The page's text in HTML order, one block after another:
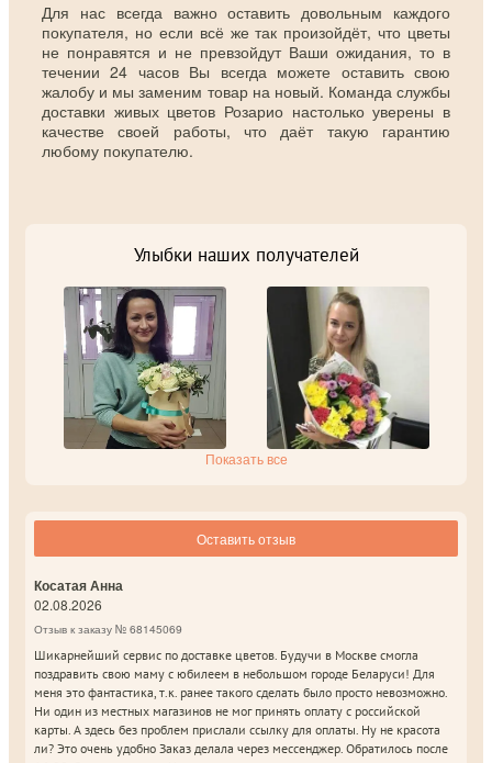
Для нас всегда важно оставить довольным каждого
покупателя, но если всё же так произойдёт, что цветы
не понравятся и не превзойдут Ваши ожидания, то в
течении 24 часов Вы всегда можете оставить свою
жалобу и мы заменим товар на новый. Команда службы
доставки живых цветов Розарио настолько уверены в
качестве своей работы, что даёт такую гарантию
любому покупателю.
Улыбки наших получателей
Показать все
Оставить отзыв
Косатая Анна
02.08.2026
Отзыв к заказу № 68145069
Шикарнейший сервис по доставке цветов. Будучи в Москве смогла
поздравить свою маму с юбилеем в небольшом городе Беларуси! Для
меня это фантастика, т.к. ранее такого сделать было просто невозможно.
Ни один из местных магазинов не мог принять оплату с российской
карты. А здесь без проблем прислали ссылку для оплаты. Ну не красота
ли? Это очень удобно Заказ делала через мессенджер. Обратилось после